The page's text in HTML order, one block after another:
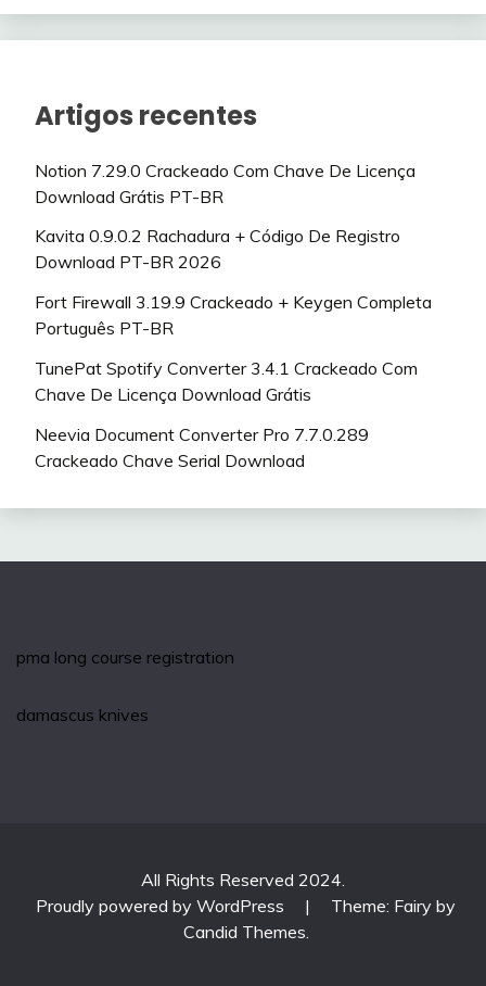
Artigos recentes
Notion 7.29.0 Crackeado Com Chave De Licença
Download Grátis PT-BR
Kavita 0.9.0.2 Rachadura + Código De Registro
Download PT-BR 2026
Fort Firewall 3.19.9 Crackeado + Keygen Completa
Português PT-BR
TunePat Spotify Converter 3.4.1 Crackeado Com
Chave De Licença Download Grátis
Neevia Document Converter Pro 7.7.0.289
Crackeado Chave Serial Download
pma long course registration
damascus knives
All Rights Reserved 2024.
Proudly powered by WordPress
|
Theme: Fairy by
Candid Themes.